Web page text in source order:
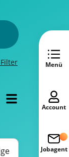
Menü
Account
Jobagent